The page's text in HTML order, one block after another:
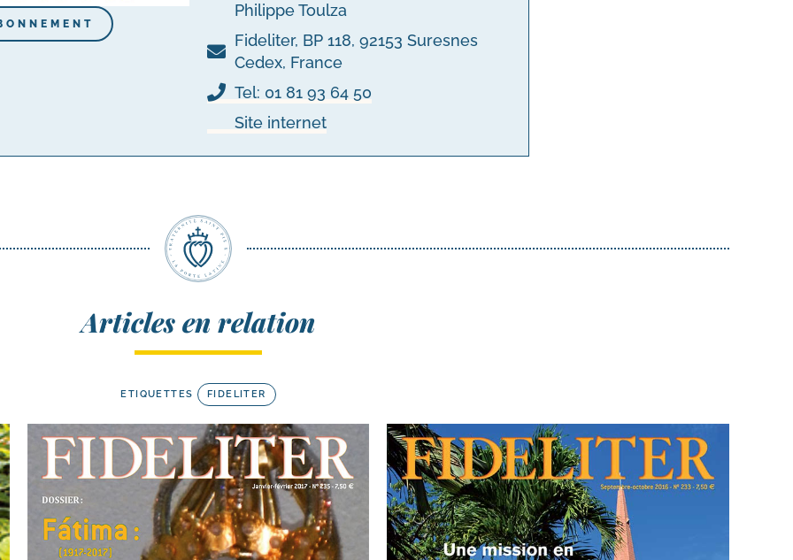
Philippe Toulza
Fideliter, BP 118, 92153 Suresnes
Cedex, France
Tel: 01 81 93 64 50
Site internet
Articles en relation
ETIQUETTES FIDELITER